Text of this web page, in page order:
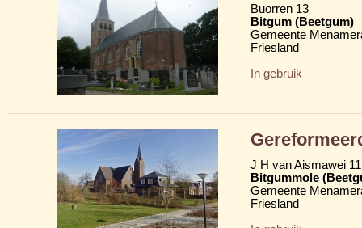
Buorren 13
Bitgum (Beetgum)
Gemeente
Friesland
In gebruik
J H van Aismawei 11
Bitgummole
Gemeente
Friesland